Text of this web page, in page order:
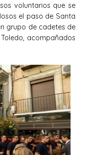
voluntarios que se
el paso de Santa
grupo de cadetes de
acompañados